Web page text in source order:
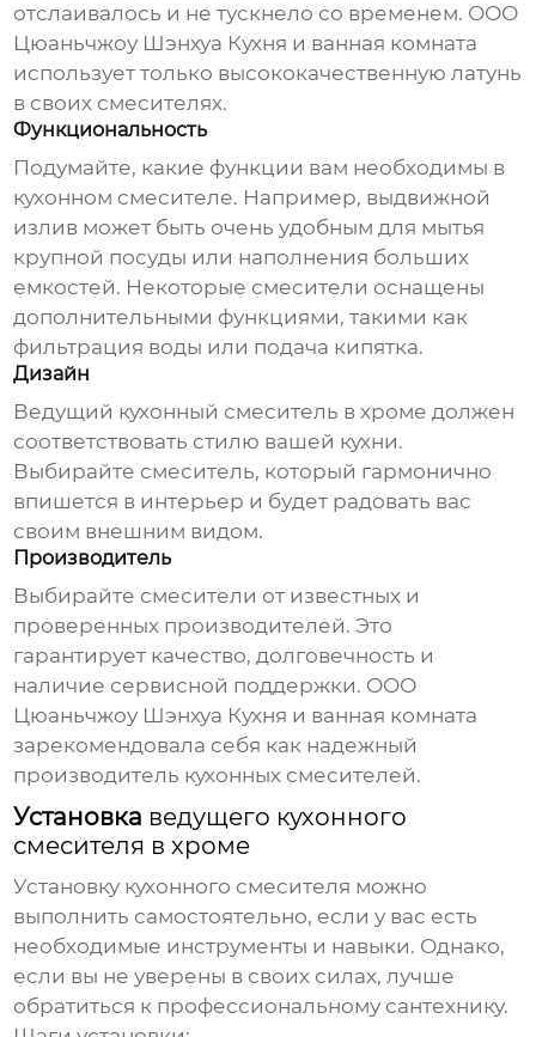
отслаивалось и не тускнело со временем. ООО
Цюаньчжоу Шэнхуа Кухня и ванная комната
использует только высококачественную латунь
в своих смесителях.
Функциональность
Подумайте, какие функции вам необходимы в
кухонном смесителе. Например, выдвижной
излив может быть очень удобным для мытья
крупной посуды или наполнения больших
емкостей. Некоторые смесители оснащены
дополнительными функциями, такими как
фильтрация воды или подача кипятка.
Дизайн
Ведущий кухонный смеситель в хроме должен
соответствовать стилю вашей кухни.
Выбирайте смеситель, который гармонично
впишется в интерьер и будет радовать вас
своим внешним видом.
Производитель
Выбирайте смесители от известных и
проверенных производителей. Это
гарантирует качество, долговечность и
наличие сервисной поддержки. ООО
Цюаньчжоу Шэнхуа Кухня и ванная комната
зарекомендовала себя как надежный
производитель кухонных смесителей.
Установка ведущего кухонного
смесителя в хроме
Установку кухонного смесителя можно
выполнить самостоятельно, если у вас есть
необходимые инструменты и навыки. Однако,
если вы не уверены в своих силах, лучше
обратиться к профессиональному сантехнику.